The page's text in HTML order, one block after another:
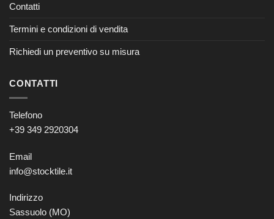
Contatti
Termini e condizioni di vendita
Richiedi un preventivo su misura
CONTATTI
Telefono
+39 349 2920304
Email
info@stocktile.it
Indirizzo
Sassuolo (MO)